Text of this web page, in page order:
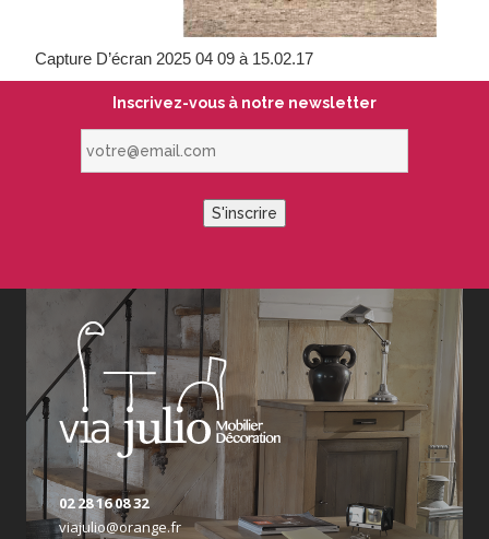
Capture D’écran 2025 04 09 à 15.02.17
Inscrivez-vous à notre newsletter
S'inscrire
02 28 16 08 32
viajulio@orange.fr